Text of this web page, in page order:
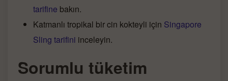
tarifine bakın.
Katmanlı tropikal bir cin kokteyli için Singapore
Sling tarifini inceleyin.
Sorumlu tüketim